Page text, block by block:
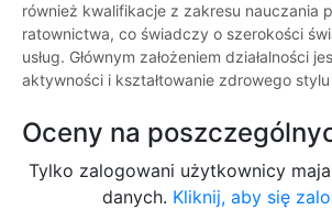
również kwalifikacje z zakresu nauczania
ratownictwa, co świadczy o szerokości
usług. Głównym założeniem działalności
aktywności i kształtowanie zdrowego
Oceny na
Tylko zalogowani użytkownicy
danych. Kliknij, aby się